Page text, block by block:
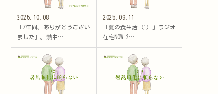
2025.10.08
「7年間、ありがとうござい
ました」。熱中…
2025.09.11
「夏の食生活（1）」ラジオ
在宅NOW 2…